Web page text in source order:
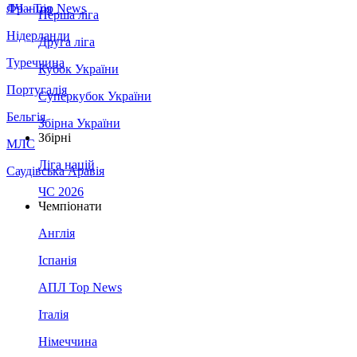
Франція
Нідерланди
Туреччина
Португалія
Бельгія
МЛС
Саудівська Аравія
ЛЧ - Top News
Перша ліга
Друга ліга
Кубок України
Суперкубок України
Збірна України
Збірні
Ліга націй
ЧС 2026
Чемпіонати
Англія
Іспанія
АПЛ Top News
Італія
Німеччина